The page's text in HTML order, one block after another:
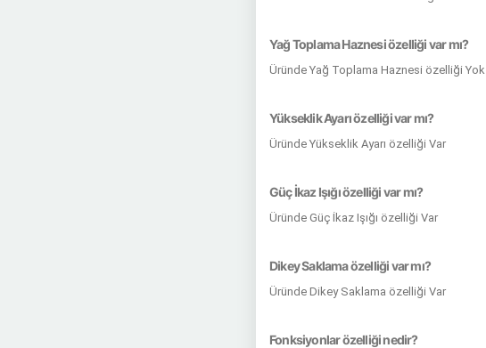
Yağ Toplama Haznesi özelliği var mı?
Üründe Yağ Toplama Haznesi özelliği Yok
Yükseklik Ayarı özelliği var mı?
Üründe Yükseklik Ayarı özelliği Var
Güç İkaz Işığı özelliği var mı?
Üründe Güç İkaz Işığı özelliği Var
Dikey Saklama özelliği var mı?
Üründe Dikey Saklama özelliği Var
Fonksiyonlar özelliği nedir?